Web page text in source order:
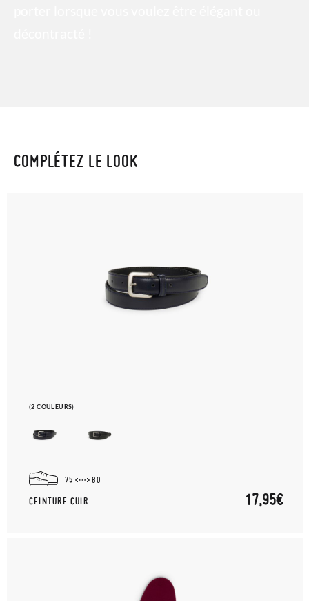
COMPLÉTEZ LE LOOK
(2 COULEURS)
75 80
CEINTURE CUIR 17,95€